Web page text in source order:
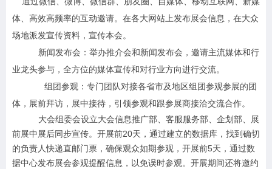
体、 高效高频率的互动邀请。 在各大网站上发布展会信息，在大众
场地派发宣传资料，宣传本会。
新闻发布会：举办推介会和新闻发布会，邀请主流媒体和行
业龙头参与，全方位的媒体宣传和对行业方向进行交流。
组团参观：专门团队对接各省市及地区组团参观参展的团
体，展前拜访，展中接待，引领参观和跟参展商接洽交流合作。
大会组委会设立大会信息推广部、客服服务部、企划部、展
前展中展后同步宣传。开展前20天，通过建立的数据库，找到确切
的负责人快递直邮门票，确保观众如期参观，开展前5天，通过数
据中心发布展会参观提醒信息，以免误时参观。开展期间还将邀约